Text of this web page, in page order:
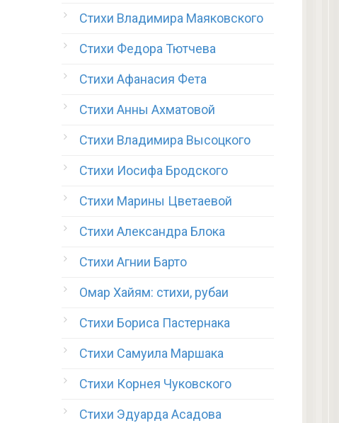
Стихи Владимира Маяковского
Стихи Федора Тютчева
Стихи Афанасия Фета
Стихи Анны Ахматовой
Стихи Владимира Высоцкого
Стихи Иосифа Бродского
Стихи Марины Цветаевой
Стихи Александра Блока
Стихи Агнии Барто
Омар Хайям: стихи, рубаи
Стихи Бориса Пастернака
Стихи Самуила Маршака
Стихи Корнея Чуковского
Стихи Эдуарда Асадова